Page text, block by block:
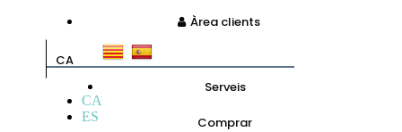
Àrea clients
CA
CA
ES
Serveis
Comprar